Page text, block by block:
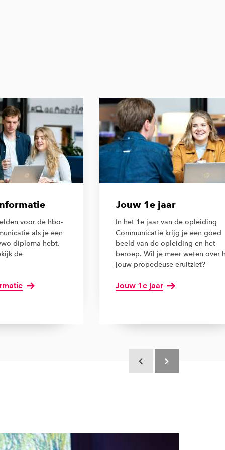
voor de hbo-
als je een
diploma hebt.
de
Jouw 1e jaar
In het 1e jaar van de opleiding
Communicatie krijg je een goed
beeld van de opleiding en het
beroep. Wil je meer weten over
jouw propedeuse eruitziet?
Jouw 1e jaar